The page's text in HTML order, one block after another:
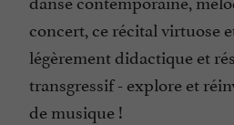
concert, ce récital virtuose
légèrement didactique et
transgressif - explore et
de musique !